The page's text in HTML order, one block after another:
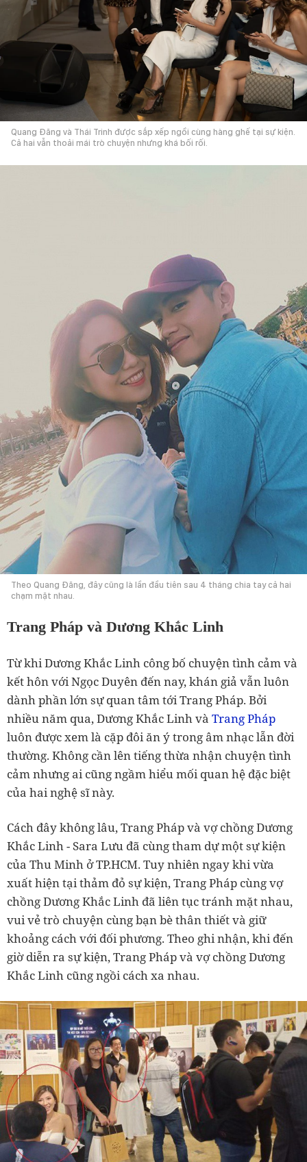
Quang Đăng và Thái Trinh được sắp xếp ngồi cùng hàng ghế tại sự kiện.
Cả hai vẫn thoải mái trò chuyện nhưng khá bối rối.
Theo Quang Đăng, đây cũng là lần đầu tiên sau 4 tháng chia tay cả hai
chạm mặt nhau.
Trang Pháp và Dương Khắc Linh
Từ khi Dương Khắc Linh công bố chuyện tình cảm và
kết hôn với Ngọc Duyên đến nay, khán giả vẫn luôn
dành phần lớn sự quan tâm tới Trang Pháp. Bởi
nhiều năm qua, Dương Khắc Linh và Trang Pháp
luôn được xem là cặp đôi ăn ý trong âm nhạc lẫn đời
thường. Không cần lên tiếng thừa nhận chuyện tình
cảm nhưng ai cũng ngầm hiểu mối quan hệ đặc biệt
của hai nghệ sĩ này.
Cách đây không lâu, Trang Pháp và vợ chồng Dương
Khắc Linh - Sara Lưu đã cùng tham dự một sự kiện
của Thu Minh ở TP.HCM. Tuy nhiên ngay khi vừa
xuất hiện tại thảm đỏ sự kiện, Trang Pháp cùng vợ
chồng Dương Khắc Linh đã liên tục tránh mặt nhau,
vui vẻ trò chuyện cùng bạn bè thân thiết và giữ
khoảng cách với đối phương. Theo ghi nhận, khi đến
giờ diễn ra sự kiện, Trang Pháp và vợ chồng Dương
Khắc Linh cũng ngồi cách xa nhau.